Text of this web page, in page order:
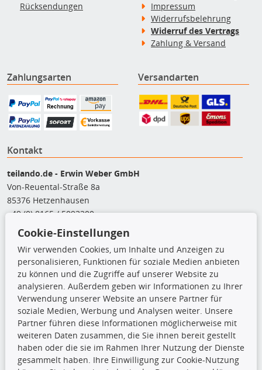
Rücksendungen
Impressum
Widerrufsbelehrung
Widerruf des Vertrags
Zahlung & Versand
Zahlungsarten Versandarten
Kontakt
teilando.de - Erwin Weber GmbH
Von-Reuental-Straße 8a
85376 Hetzenhausen
+49 (0) 8165 / 5093200
shop@teilando.de
Top Produkte
Beleuchtung
Bremsbeläge
Bremsscheiben
Kupplungssatz
Querlenker
Radlager
Stoßdämpfer
Cookie-Einstellungen
Wir verwenden Cookies, um Inhalte und Anzeigen zu
personalisieren, Funktionen für soziale Medien anbieten
zu können und die Zugriffe auf unserer Website zu
analysieren. Außerdem geben wir Informationen zu Ihrer
Verwendung unserer Website an unsere Partner für
soziale Medien, Werbung und Analysen weiter. Unsere
Partner führen diese Informationen möglicherweise mit
weiteren Daten zusammen, die Sie ihnen bereit gestellt
haben oder die sie im Rahmen Ihrer Nutzung der Dienste
gesammelt haben. Ihre Einwilligung zur Cookie-Nutzung